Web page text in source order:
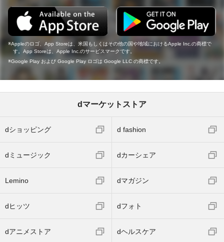
Appleのロゴ、App Storeは、米国もしくはその他の国や地域におけるApple Inc.の商標で
す。App Storeは、Apple Inc.のサービスマークです。
Google Play および Google Play ロゴは Google LLC の商標です。
dマーケットストア
dショッピング d fashion
dミュージック dカーシェア
Lemino dマガジン
dヒッツ dフォト
dアニメストア dヘルスケア